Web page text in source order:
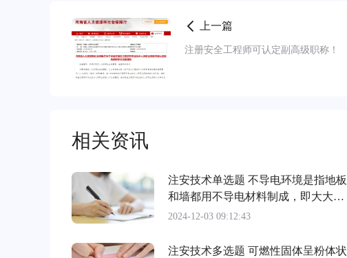
上一篇
注册安全工程师可认定副高级职称！
相关资讯
注安技术单选题 不导电环境是指地板
和墙都用不导电材料制成，即大大提
高了绝缘水平的环
2024-12-03 09:12:43
注安技术多选题 可燃性固体呈粉体状